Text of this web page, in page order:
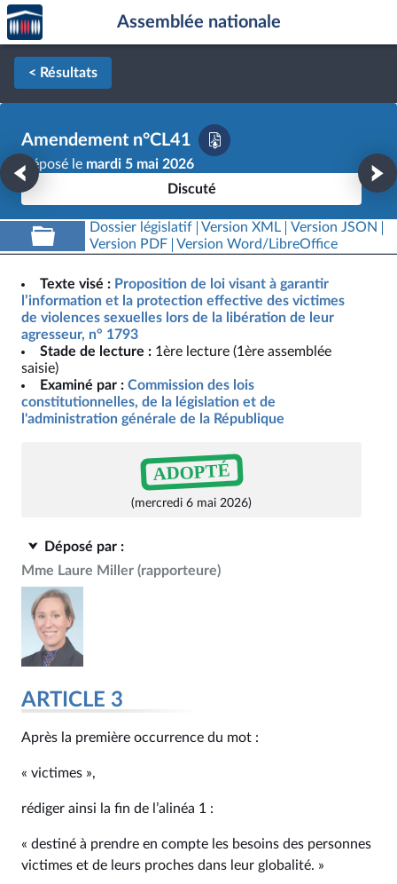
Aller au contenu
Aller en bas de la page
Accèder
à la
page
d'accueil
Assemblée nationale
< Résultats
Amendement n°CL41
Déposé le mardi 5 mai 2026
Discuté
Dossier législatif Version XML
Version JSON
Version PDF
Version Word/LibreOffice
Texte visé : Proposition de loi visant à garantir
l’information et la protection effective des victimes
de violences sexuelles lors de la libération de leur
agresseur, n° 1793
Stade de lecture : 1ère lecture (1ère assemblée
saisie)
Examiné par : Commission des lois
constitutionnelles, de la législation et de
l'administration générale de la République
ADOPTÉ
(mercredi 6 mai 2026)
Déposé par :
Mme Laure Miller (rapporteure)
ARTICLE 3
Après la première occurrence du mot :
« victimes »,
rédiger ainsi la fin de l’alinéa 1 :
« destiné à prendre en compte les besoins des personnes
victimes et de leurs proches dans leur globalité. »